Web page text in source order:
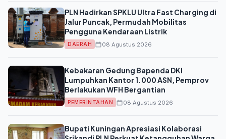
PLN Hadirkan SPKLU Ultra Fast Charging di
Jalur Puncak, Permudah Mobilitas
Pengguna Kendaraan Listrik
DAERAH 08 Agustus 2026
Kebakaran Gedung Bapenda DKI
Lumpuhkan Kantor 1.000 ASN, Pemprov
Berlakukan WFH Bergantian
PEMERINTAHAN 08 Agustus 2026
Bupati Kuningan Apresiasi Kolaborasi